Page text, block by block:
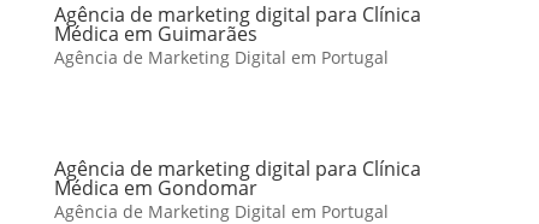
Agência de marketing digital para Clínica
Médica em Guimarães
Agência de Marketing Digital em Portugal
Agência de marketing digital para Clínica
Médica em Gondomar
Agência de Marketing Digital em Portugal